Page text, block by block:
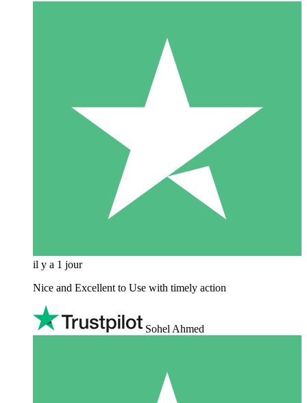
il y a 1 jour
Nice and Excellent to Use with timely action
Sohel Ahmed